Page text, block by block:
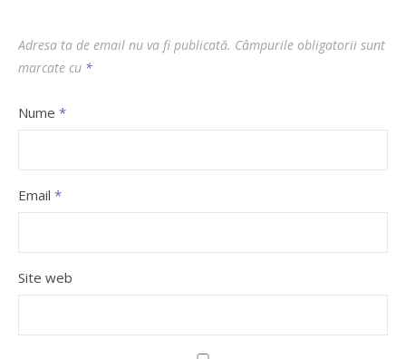
Adresa ta de email nu va fi publicată. Câmpurile obligatorii sunt
marcate cu *
Nume *
Email *
Site web